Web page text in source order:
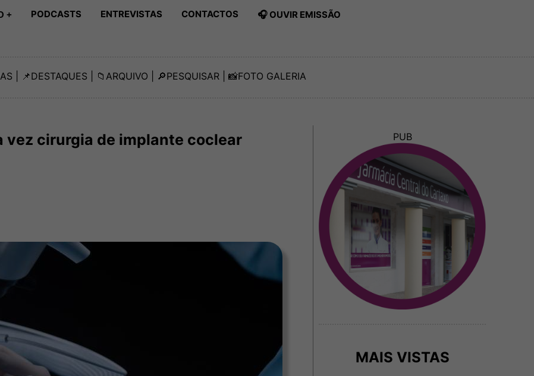
+ PODCASTS ENTREVISTAS CONTACTOS 🎧 OUVIR EMISSÃO
| 📌DESTAQUES | 📁 ARQUIVO | 🔎PESQUISAR | 📸FOTO GALERIA
vez cirurgia de implante coclear
PUB
MAIS VISTAS